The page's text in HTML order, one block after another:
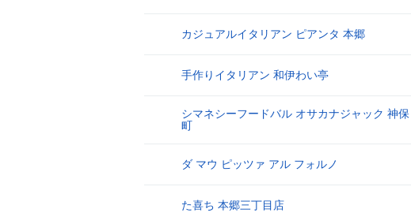
カジュアルイタリアン ピアンタ 本郷
手作りイタリアン 和伊わい亭
シマネシーフードバル オサカナジャック 神保
町
ダ マウ ピッツァ アル フォルノ
た喜ち 本郷三丁目店